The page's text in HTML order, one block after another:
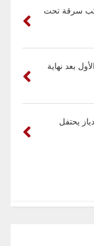
سرقة تحت
بعد نهاية
يحتفل